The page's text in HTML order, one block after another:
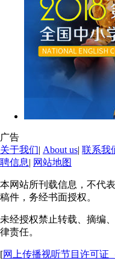
广告
关于我们| About us| 联系我
聘信息| 网站地图
本网站所刊载信息，不代
稿件，务经书面授权。
未经授权禁止转载、摘编
律责任。
[网上传播视听节目许可证